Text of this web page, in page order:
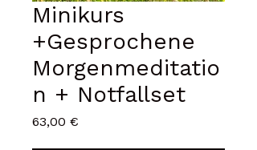
Minikurs
+Gesprochene
Morgenmeditatio
n + Notfallset
63,00 €